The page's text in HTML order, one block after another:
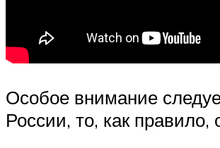
Особое внимание
России, то, как